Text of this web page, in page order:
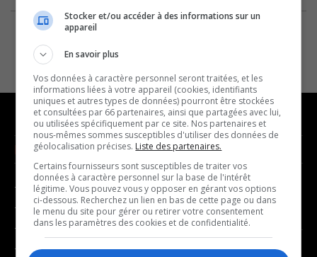
NOUVELLES
- Affaires municipales
- Communauté / Social
- Culture
- Économie
MUSIQUE
- Décompte franco
- Joué récemment
BALADOS
Stocker et/ou accéder à des informations sur un
appareil
En savoir plus
Vos données à caractère personnel seront traitées, et les
informations liées à votre appareil (cookies, identifiants
uniques et autres types de données) pourront être stockées
et consultées par 66 partenaires, ainsi que partagées avec lui,
ou utilisées spécifiquement par ce site. Nos partenaires et
nous-mêmes sommes susceptibles d'utiliser des données de
géolocalisation précises. Liste des partenaires.
Certains fournisseurs sont susceptibles de traiter vos
données à caractère personnel sur la base de l'intérêt
légitime. Vous pouvez vous y opposer en gérant vos options
ci-dessous. Recherchez un lien en bas de cette page ou dans
le menu du site pour gérer ou retirer votre consentement
dans les paramètres des cookies et de confidentialité.